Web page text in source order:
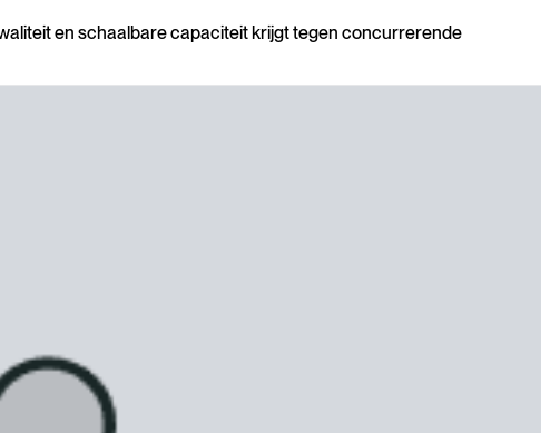
en schaalbare capaciteit krijgt tegen concurrerende